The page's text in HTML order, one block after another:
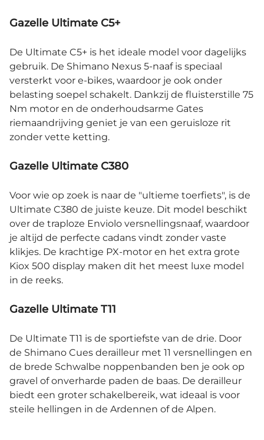
Gazelle Ultimate C5+
De Ultimate C5+ is het ideale model voor dagelijks
gebruik. De Shimano Nexus 5-naaf is speciaal
versterkt voor e-bikes, waardoor je ook onder
belasting soepel schakelt. Dankzij de fluisterstille 75
Nm motor en de onderhoudsarme Gates
riemaandrijving geniet je van een geruisloze rit
zonder vette ketting.
Gazelle Ultimate C380
Voor wie op zoek is naar de "ultieme toerfiets", is de
Ultimate C380 de juiste keuze. Dit model beschikt
over de traploze Enviolo versnellingsnaaf, waardoor
je altijd de perfecte cadans vindt zonder vaste
klikjes. De krachtige PX-motor en het extra grote
Kiox 500 display maken dit het meest luxe model
in de reeks.
Gazelle Ultimate T11
De Ultimate T11 is de sportiefste van de drie. Door
de Shimano Cues derailleur met 11 versnellingen en
de brede Schwalbe noppenbanden ben je ook op
gravel of onverharde paden de baas. De derailleur
biedt een groter schakelbereik, wat ideaal is voor
steile hellingen in de Ardennen of de Alpen.